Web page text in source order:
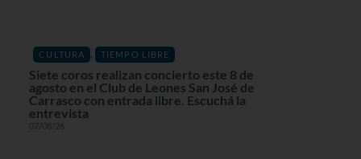
CULTURA , TIEMPO LIBRE
Siete coros realizan concierto este 8 de
agosto en el Club de Leones San José de
Carrasco con entrada libre. Escuchá la
entrevista
07/08/26